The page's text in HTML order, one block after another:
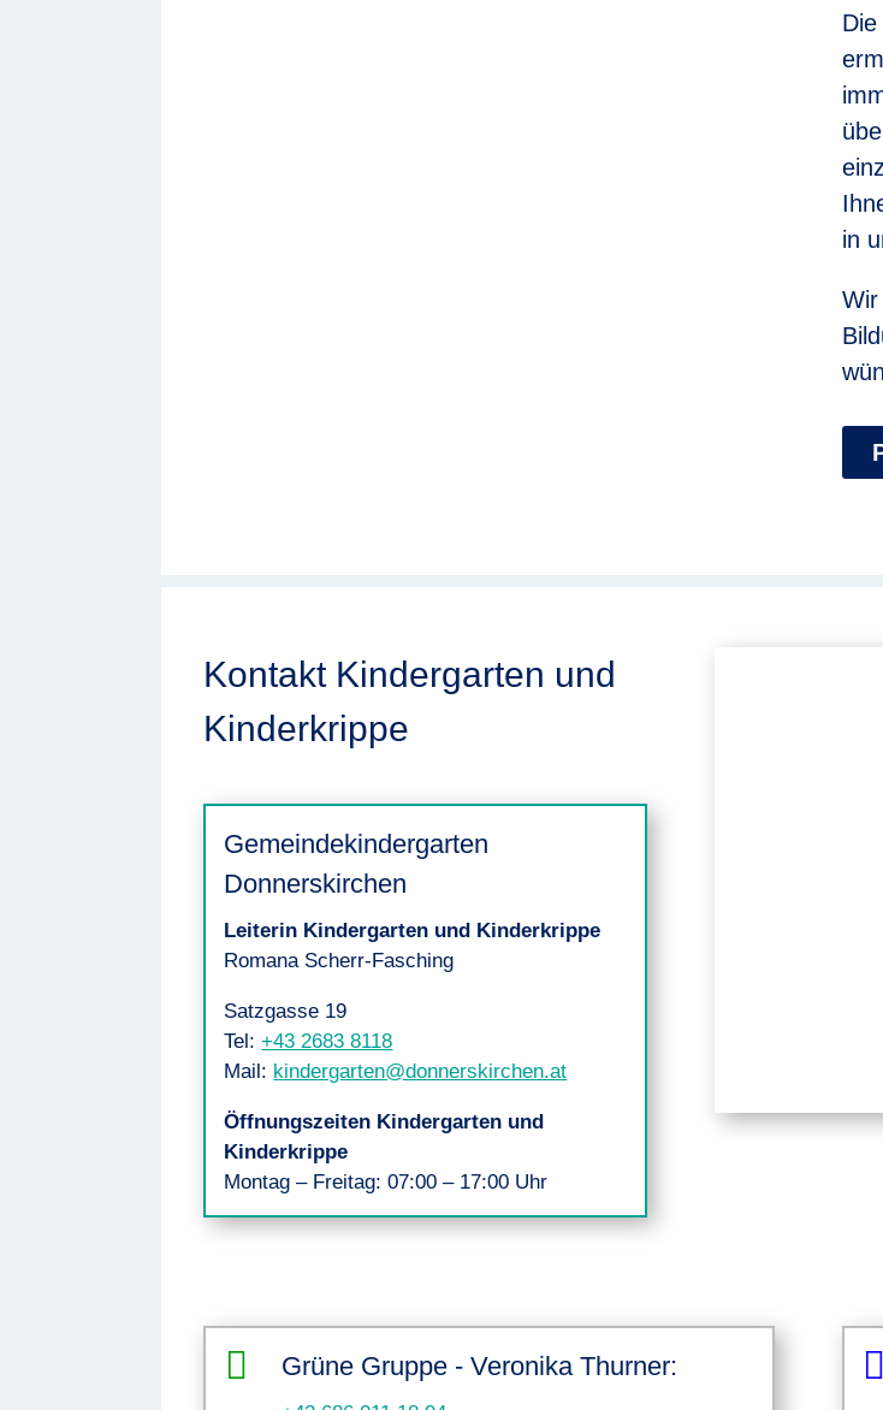
in
Kontakt Kindergarten und
Kinderkrippe
Gemeindekindergarten
Donnerskirchen
Leiterin Kindergarten und Kinderkrippe
Romana Scherr-Fasching
Satzgasse 19
Tel:+43 2683 8118
Mail: kindergarten@donnerskirchen.at
Öffnungszeiten Kindergarten und
Kinderkrippe
Montag – Freitag:07:00 – 17:00 Uhr
 Grüne Gruppe - Veronika Thurner: 